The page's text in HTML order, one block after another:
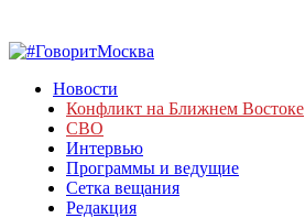
Новости
Конфликт на Ближнем Востоке
СВО
Интервью
Программы и ведущие
Сетка вещания
Редакция